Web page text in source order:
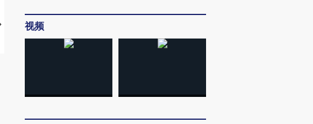
【推广】走进第四届链博
有意思的生活方式·第三对
视频